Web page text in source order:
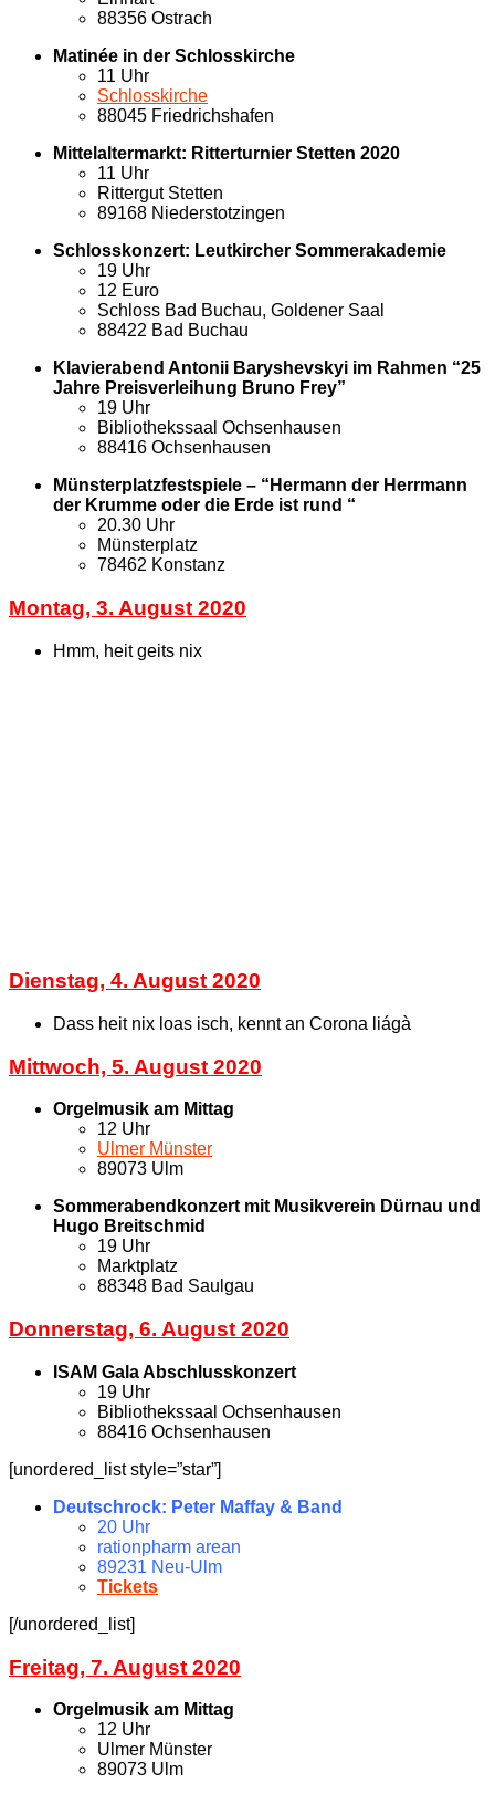
88356 Ostrach
Matinée in der Schlosskirche
11 Uhr
Schlosskirche
88045 Friedrichshafen
Mittelaltermarkt: Ritterturnier Stetten 2020
11 Uhr
Rittergut Stetten
89168 Niederstotzingen
Schlosskonzert: Leutkircher Sommerakademie
19 Uhr
12 Euro
Schloss Bad Buchau, Goldener Saal
88422 Bad Buchau
Klavierabend Antonii Baryshevskyi im Rahmen “25
Jahre Preisverleihung Bruno Frey”
19 Uhr
Bibliothekssaal Ochsenhausen
88416 Ochsenhausen
Münsterplatzfestspiele – “Hermann der Herrmann
der Krumme oder die Erde ist rund “
20.30 Uhr
Münsterplatz
78462 Konstanz
Montag, 3. August 2020
Hmm, heit geits nix
Dienstag, 4. August 2020
Dass heit nix loas isch, kennt an Corona liágà
Mittwoch, 5. August 2020
Orgelmusik am Mittag
12 Uhr
Ulmer Münster
89073 Ulm
Sommerabendkonzert mit Musikverein Dürnau und
Hugo Breitschmid
19 Uhr
Marktplatz
88348 Bad Saulgau
Donnerstag, 6. August 2020
ISAM Gala Abschlusskonzert
19 Uhr
Bibliothekssaal Ochsenhausen
88416 Ochsenhausen
[unordered_list style=”star”]
Deutschrock: Peter Maffay & Band
20 Uhr
rationpharm arean
89231 Neu-Ulm
Tickets
[/unordered_list]
Freitag, 7. August 2020
Orgelmusik am Mittag
12 Uhr
Ulmer Münster
89073 Ulm